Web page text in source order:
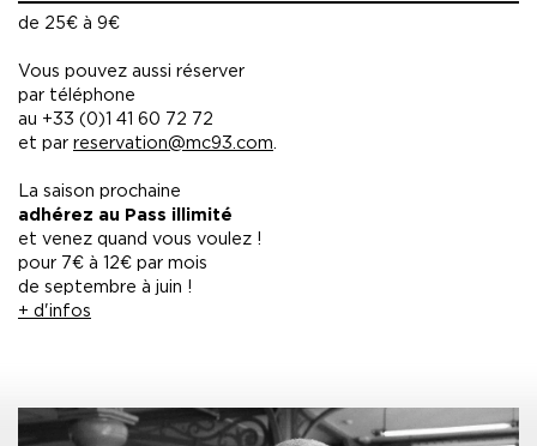
de 25€ à 9€
Vous pouvez aussi réserver
par téléphone
au +33 (0)1 41 60 72 72
et par reservation@mc93.com.
La saison prochaine
adhérez au Pass illimité
et venez quand vous voulez !
pour 7€ à 12€ par mois
de septembre à juin !
+ d'infos